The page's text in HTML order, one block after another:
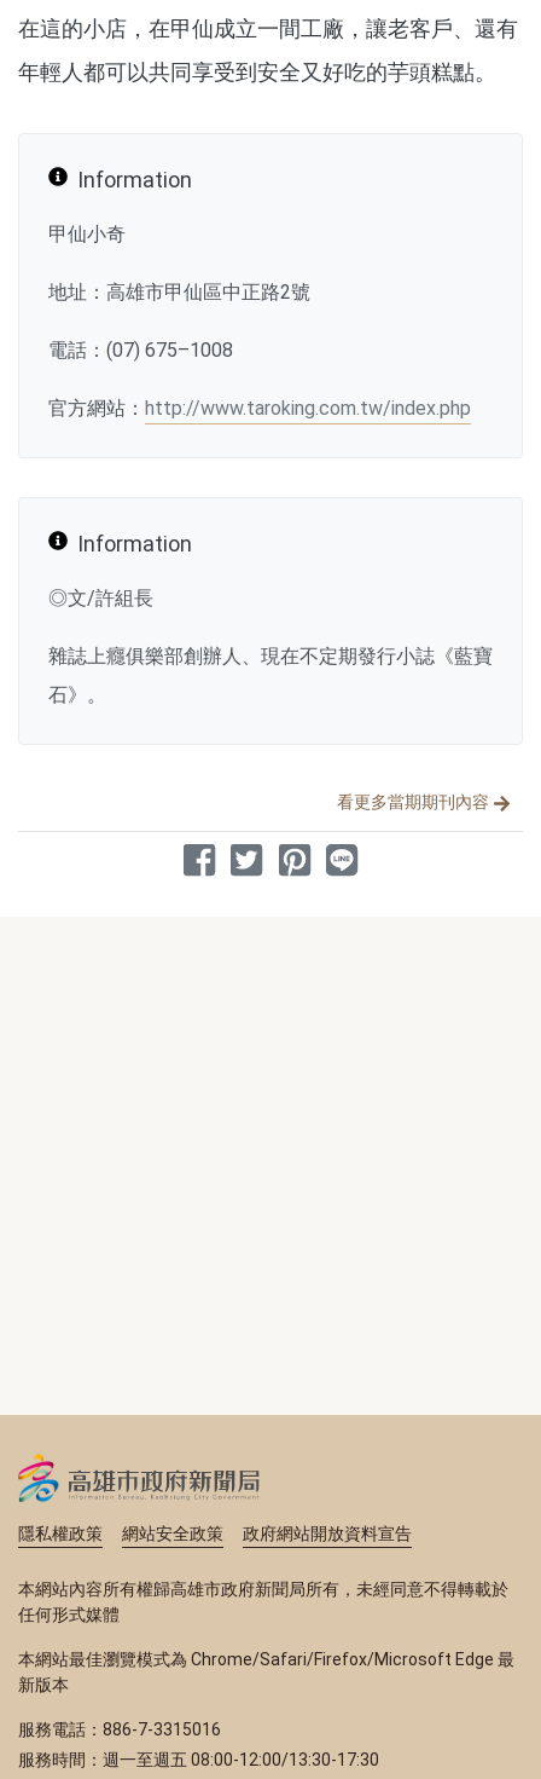
在這的小店，在甲仙成立一間工廠，讓老客戶、還有
年輕人都可以共同享受到安全又好吃的芋頭糕點。
Information
甲仙小奇
地址：高雄市甲仙區中正路2號
電話：(07) 675–1008
官方網站： http://www.taroking.com.tw/index.php
Information
◎文/許組長
雜誌上癮俱樂部創辦人、現在不定期發行小誌《藍寶
石》。
看更多當期期刊內容
分享文章
分享到 Facebook
分享到 Twitter
分享到 Pinterest
分享到 Line
隱私權政策 網站安全政策 政府網站開放資料宣告
本網站內容所有權歸高雄市政府新聞局所有，未經同意不得轉載於
任何形式媒體
本網站最佳瀏覽模式為 Chrome/Safari/Firefox/Microsoft Edge 最
新版本
服務電話：886-7-3315016
服務時間：週一至週五 08:00-12:00/13:30-17:30